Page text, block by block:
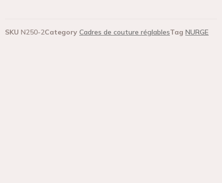
SKU N250-2Category Cadres de couture réglablesTag NURGE